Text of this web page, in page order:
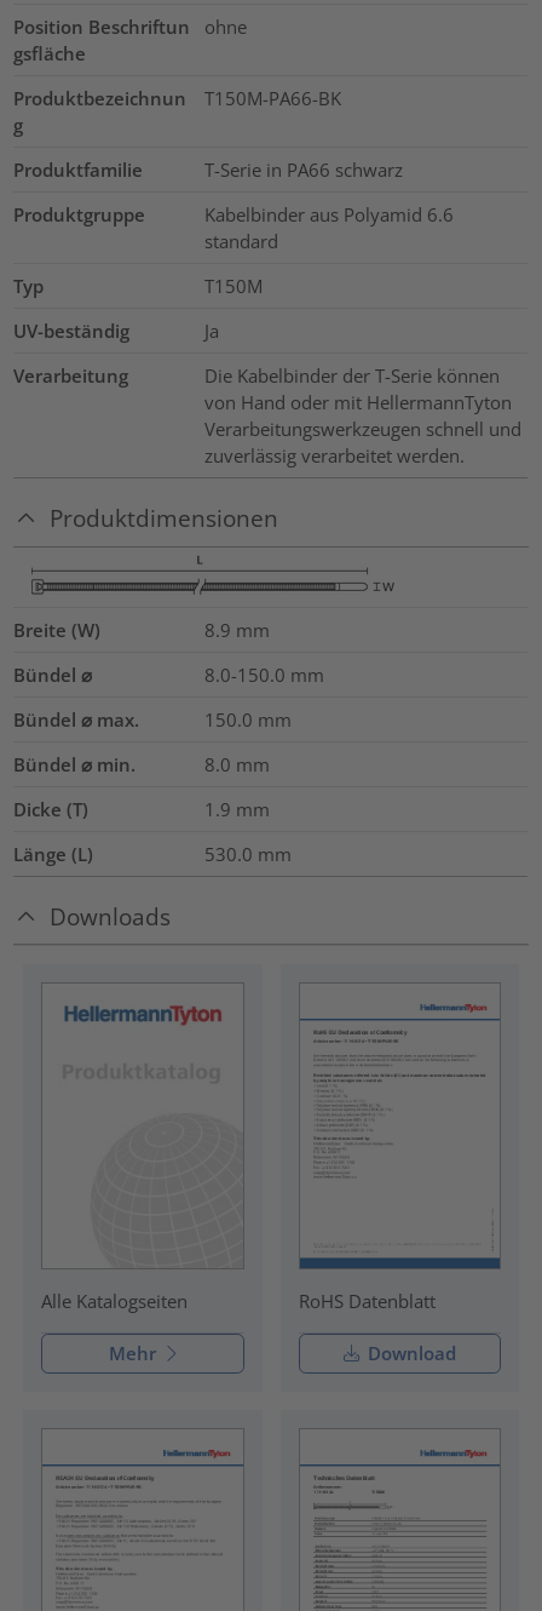
Position Beschriftun
gsfläche
ohne
Produktbezeichnun
g
T150M-PA66-BK
Produktfamilie
T-Serie in PA66 schwarz
Produktgruppe
Kabelbinder aus Polyamid 6.6
standard
Typ
T150M
UV-beständig
Ja
Verarbeitung
Die Kabelbinder der T-Serie können
von Hand oder mit HellermannTyton
Verarbeitungswerkzeugen schnell und
zuverlässig verarbeitet werden.
Produktdimensionen
Breite (W) 8.9 mm
Bündel ⌀
8.0-150.0 mm
Bündel ⌀ max.
150.0 mm
Bündel ⌀ min.
8.0 mm
Dicke (T)
1.9 mm
Länge (L)
530.0 mm
Downloads
Alle Katalogseiten
Mehr
RoHS Datenblatt
Download